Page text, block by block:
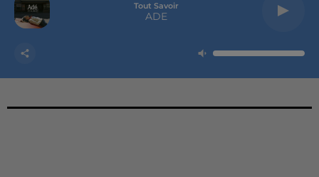
Tout Savoir
ADE